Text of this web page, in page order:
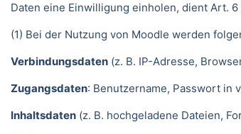
Daten eine Einwilligung einholen, dient Art. 6
(1) Bei der Nutzung von Moodle werden
Verbindungsdaten (z. B. IP-Adresse,
Zugangsdaten: Benutzername, Passwort in
Inhaltsdaten (z. B. hochgeladene Dateien,